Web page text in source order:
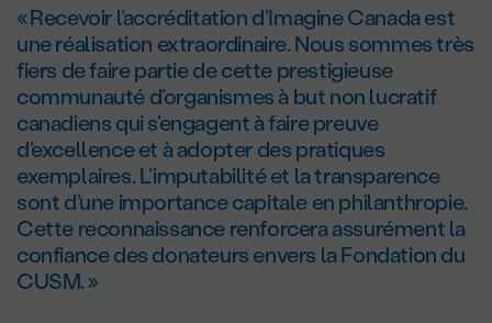
« Recevoir l’accréditation d’Imagine Canada est
une réalisation extraordinaire. Nous sommes très
fiers de faire partie de cette prestigieuse
communauté d’organismes à but non lucratif
canadiens qui s’engagent à faire preuve
d’excellence et à adopter des pratiques
exemplaires. L’imputabilité et la transparence
sont d’une importance capitale en philanthropie.
Cette reconnaissance renforcera assurément la
confiance des donateurs envers la Fondation du
CUSM. »